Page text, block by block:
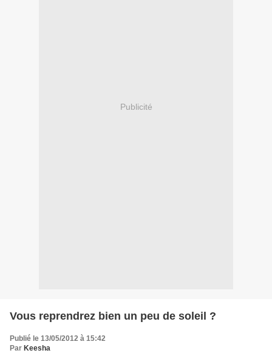
Publicité
Vous reprendrez bien un peu de soleil ?
Publié le 13/05/2012 à 15:42
Par Keesha